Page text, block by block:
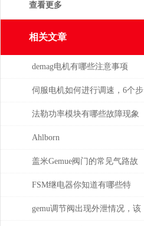
查看更多
相关文章
demag电机有哪些注意事项
伺服电机如何进行调速，6个步
骤轻松解决！
法勒功率模块有哪些故障现象
需要检查
Ahlborn
盖米Gemue阀门的常见气路故
障、执行器不动作问题排查与
密封件更换步骤
FSM继电器你知道有哪些特
点？
gemu调节阀出现外泄情况，该